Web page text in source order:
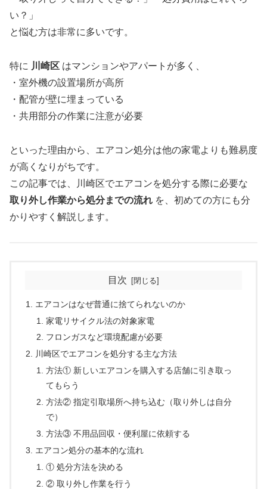
い？」
と悩む方は非常に多いです。
特に 川崎区 はマンションやアパートが多く、
・室外機の設置場所が高所
・配管が壁に埋まっている
・共用部分の作業に注意が必要
といった理由から、エアコン処分は他の家電よりも難易度
が高くなりがちです。
この記事では、川崎区でエアコンを処分する際に必要な
取り外し作業から処分までの流れ を、初めての方にも分
かりやすく解説します。
目次
エアコンはなぜ普通に捨てられないのか
家電リサイクル法の対象家電
フロンガスなど環境配慮が必要
川崎区でエアコンを処分する主な方法
方法① 新しいエアコンを購入する店舗に引き取っ
てもらう
方法② 指定引取場所へ持ち込む（取り外しは自分
で）
方法③ 不用品回収・便利屋に依頼する
エアコン処分の基本的な流れ
① 処分方法を決める
② 取り外し作業を行う